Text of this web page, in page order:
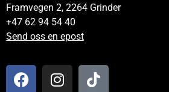
Framvegen 2, 2264 Grinder
+47 62 94 54 40
Send oss en epost